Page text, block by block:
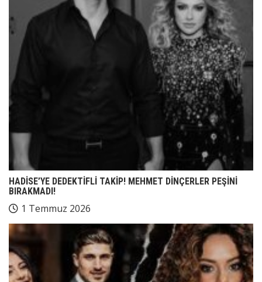
HADİSE’YE DEDEKTİFLİ TAKİP! MEHMET DİNÇERLER PEŞİNİ
BIRAKMADI!
1 Temmuz 2026